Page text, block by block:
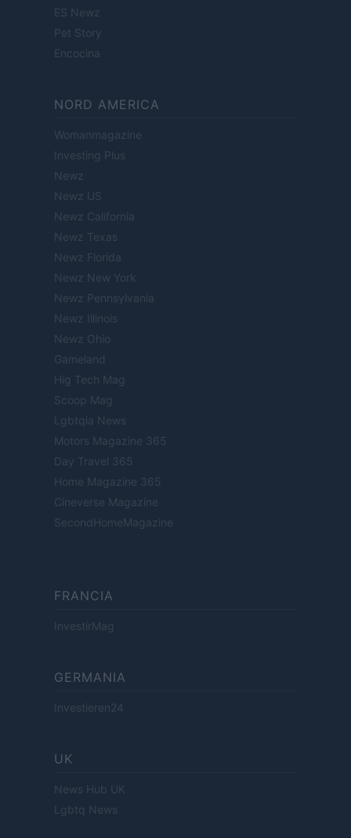
ES Newz
Pet Story
Encocina
NORD AMERICA
Womanmagazine
Investing Plus
Newz
Newz US
Newz California
Newz Texas
Newz Florida
Newz New York
Newz Pennsylvania
Newz Illinois
Newz Ohio
Gameland
Hig Tech Mag
Scoop Mag
Lgbtqia News
Motors Magazine 365
Day Travel 365
Home Magazine 365
Cineverse Magazine
SecondHomeMagazine
FRANCIA
InvestirMag
GERMANIA
Investieren24
UK
News Hub UK
Lgbtq News